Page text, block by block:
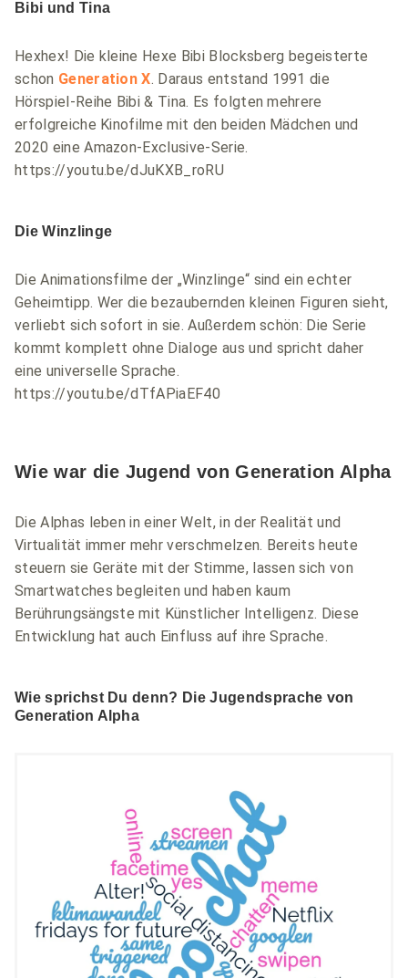
Bibi und Tina
Hexhex! Die kleine Hexe Bibi Blocksberg begeisterte
schon Generation X. Daraus entstand 1991 die
Hörspiel-Reihe Bibi & Tina. Es folgten mehrere
erfolgreiche Kinofilme mit den beiden Mädchen und
2020 eine Amazon-Exclusive-Serie.
https://youtu.be/dJuKXB_roRU
Die Winzlinge
Die Animationsfilme der „Winzlinge“ sind ein echter
Geheimtipp. Wer die bezaubernden kleinen Figuren sieht,
verliebt sich sofort in sie. Außerdem schön: Die Serie
kommt komplett ohne Dialoge aus und spricht daher
eine universelle Sprache.
https://youtu.be/dTfAPiaEF40
Wie war die Jugend von Generation Alpha
Die Alphas leben in einer Welt, in der Realität und
Virtualität immer mehr verschmelzen. Bereits heute
steuern sie Geräte mit der Stimme, lassen sich von
Smartwatches begleiten und haben kaum
Berührungsängste mit Künstlicher Intelligenz. Diese
Entwicklung hat auch Einfluss auf ihre Sprache.
Wie sprichst Du denn? Die Jugendsprache von
Generation Alpha